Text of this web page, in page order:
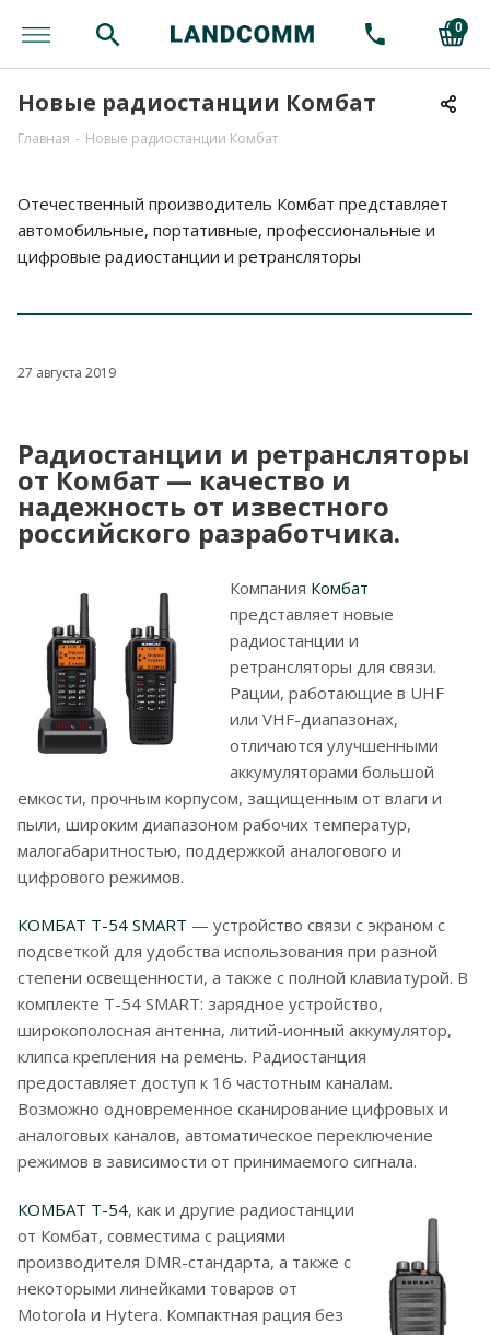
0
Новые радиостанции Комбат
Главная - Новые радиостанции Комбат
Отечественный производитель Комбат представляет
автомобильные, портативные, профессиональные и
цифровые радиостанции и ретрансляторы
27 августа 2019
Радиостанции и ретрансляторы
от Комбат — качество и
надежность от известного
российского разработчика.
Компания Комбат
представляет новые
радиостанции и
ретрансляторы для связи.
Рации, работающие в UHF
или VHF-диапазонах,
отличаются улучшенными
аккумуляторами большой
емкости, прочным корпусом, защищенным от влаги и
пыли, широким диапазоном рабочих температур,
малогабаритностью, поддержкой аналогового и
цифрового режимов.
КОМБАТ T-54 SMART — устройство связи с экраном с
подсветкой для удобства использования при разной
степени освещенности, а также с полной клавиатурой. В
комплекте T-54 SMART: зарядное устройство,
широкополосная антенна, литий-ионный аккумулятор,
клипса крепления на ремень. Радиостанция
предоставляет доступ к 16 частотным каналам.
Возможно одновременное сканирование цифровых и
аналоговых каналов, автоматическое переключение
режимов в зависимости от принимаемого сигнала.
КОМБАТ T-54, как и другие радиостанции
от Комбат, совместима с рациями
производителя DMR-стандарта, а также с
некоторыми линейками товаров от
Motorola и Hytera. Компактная рация без